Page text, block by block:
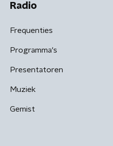
Radio
Frequenties
Programma's
Presentatoren
Muziek
Gemist